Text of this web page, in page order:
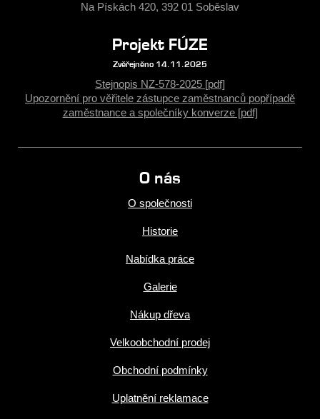
Na Pískách 420, 392 01 Soběslav
Projekt FÚZE
Zvěřejněno 14.11.2025
Stejnopis NZ-578-2025 [pdf]
Upozornění pro věřitele zástupce zaměstnanců popřípadě
zaměstnance a společníky konverze [pdf]
O nás
O společnosti
Historie
Nabídka práce
Galerie
Nákup dřeva
Velkoobchodní prodej
Obchodní podmínky
Uplatnění reklamace